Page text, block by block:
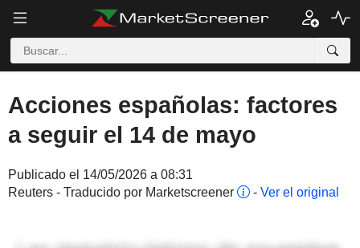
Acciones españolas: factores
a seguir el 14 de mayo
Publicado el 14/05/2026 a 08:31
Reuters - Traducido por Marketscreener
- Ver el original